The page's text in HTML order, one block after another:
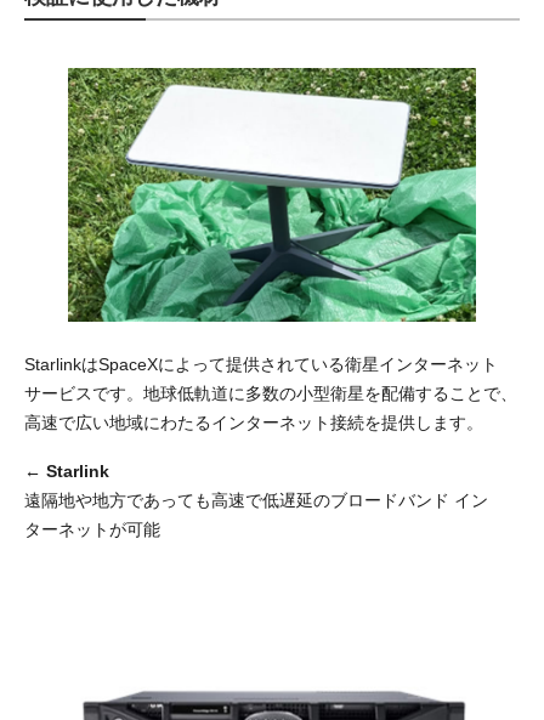
StarlinkはSpaceXによって提供されている衛星インターネット
サービスです。地球低軌道に多数の小型衛星を配備することで、
高速で広い地域にわたるインターネット接続を提供します。
← Starlink
遠隔地や地方であっても高速で低遅延のブロードバンド イン
ターネットが可能